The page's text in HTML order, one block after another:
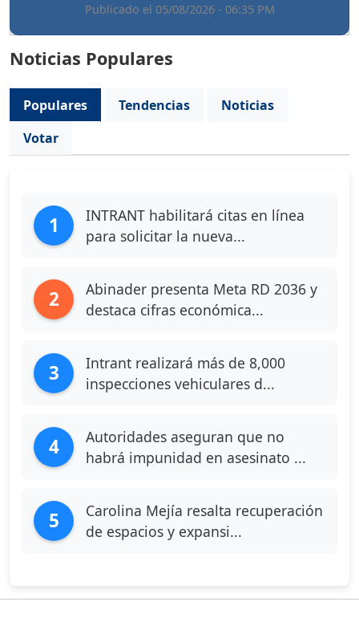
Publicado el 05/08/2026 - 06:35 PM
Noticias Populares
Populares Tendencias
Noticias
Votar
1
INTRANT habilitará citas en línea
para solicitar la nueva...
2
Abinader presenta Meta RD 2036 y
destaca cifras económica...
3
Intrant realizará más de 8,000
inspecciones vehiculares d...
4
Autoridades aseguran que no
habrá impunidad en asesinato ...
5
Carolina Mejía resalta recuperación
de espacios y expansi...